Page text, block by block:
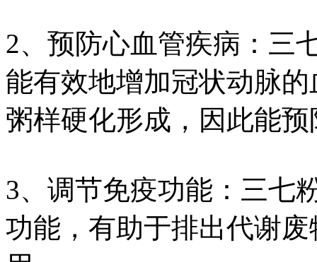
2、预防心血管疾病：三
能有效地增加冠状动脉
粥样硬化形成，因此能
3、调节免疫功能：三七
功能，有助于排出代谢